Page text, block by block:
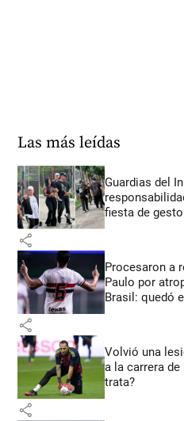
Las más leídas
Guardias del
fiesta de
share
Procesaron a
Paulo por
Brasil: quedó
share
Volvió una
a la carrera de
trata?
share